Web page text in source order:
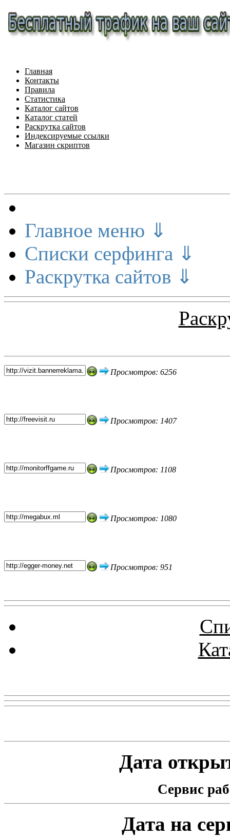
Главная
Контакты
Правила
Статистика
Каталог сайтов
Каталог статей
Раскрутка сайтов
Индексируемые ссылки
Магазин скриптов
Главное меню ⇓
Списки серфинга ⇓
Раскрутка сайтов ⇓
Просмотров: 6256
Просмотров: 1407
Просмотров: 1108
Просмотров: 1080
Просмотров: 951
Дата
Сервис
Дата на